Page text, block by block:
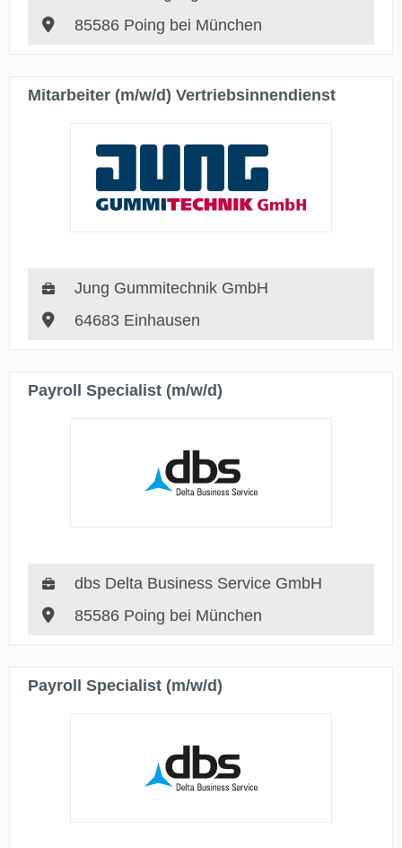
85586 Poing bei München
Mitarbeiter (m/w/d) Vertriebsinnendienst
Jung Gummitechnik GmbH
64683 Einhausen
Payroll Specialist (m/w/d)
dbs Delta Business Service GmbH
85586 Poing bei München
Payroll Specialist (m/w/d)